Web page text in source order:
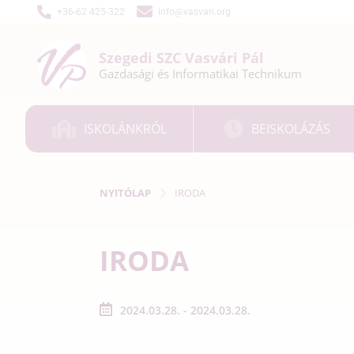
+36-62 425-322 info@vasvari.org
Szegedi SZC Vasvári Pál
Gazdasági és Informatikai Technikum
ISKOLÁNKRÓL BEISKOLÁZÁS
NYITÓLAP IRODA
IRODA
2024.03.28. - 2024.03.28.